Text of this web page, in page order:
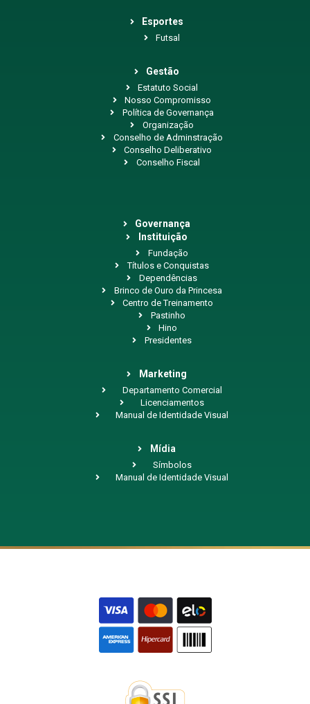
Esportes
Futsal
Gestão
Estatuto Social
Nosso Compromisso
Política de Governança
Organização
Conselho de Adminstração
Conselho Deliberativo
Conselho Fiscal
Governança
Instituição
Fundação
Títulos e Conquistas
Dependências
Brinco de Ouro da Princesa
Centro de Treinamento
Pastinho
Hino
Presidentes
Marketing
Departamento Comercial
Licenciamentos
Manual de Identidade Visual
Mídia
Símbolos
Manual de Identidade Visual